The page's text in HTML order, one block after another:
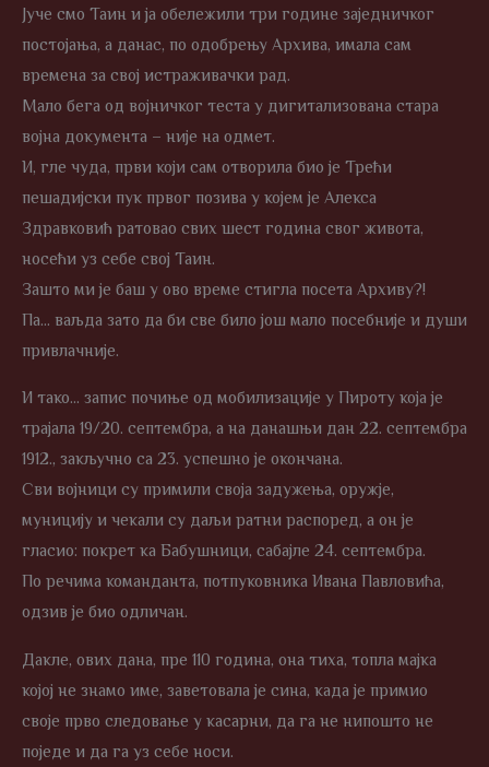
Јуче смо Таин и ја обележили три године заједничког
постојања, а данас, по одобрењу Архива, имала сам
времена за свој истраживачки рад.
Мало бега од војничког теста у дигитализована стара
војна документа – није на одмет.
И, гле чуда, први који сам отворила био је Трећи
пешадијски пук првог позива у којем је Алекса
Здравковић ратовао свих шест година свог живота,
носећи уз себе свој Таин.
Зашто ми је баш у ово време стигла посета Архиву?!
Па… ваљда зато да би све било још мало посебније и души
привлачније.
И тако… запис почиње од мобилизације у Пироту која је
трајала 19/20. септембра, а на данашњи дан 22. септембра
1912., закључно са 23. успешно је окончана.
Сви војници су примили своја задужења, оружје,
муницију и чекали су даљи ратни распоред, а он је
гласио: покрет ка Бабушници, сабајле 24. септембра.
По речима команданта, потпуковника Ивана Павловића,
одзив је био одличан.
Дакле, ових дана, пре 110 година, она тиха, топла мајка
којој не знамо име, заветовала је сина, када је примио
своје прво следовање у касарни, да га не нипошто не
поједе и да га уз себе носи.